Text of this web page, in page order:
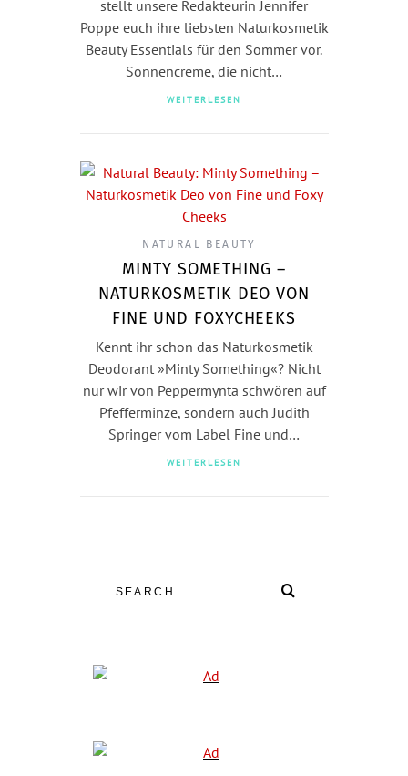
stellt unsere Redakteurin Jennifer
Poppe euch ihre liebsten Naturkosmetik
Beauty Essentials für den Sommer vor.
Sonnencreme, die nicht…
WEITERLESEN
NATURAL BEAUTY
MINTY SOMETHING –
NATURKOSMETIK DEO VON
FINE UND FOXYCHEEKS
Kennt ihr schon das Naturkosmetik
Deodorant »Minty Something«? Nicht
nur wir von Peppermynta schwören auf
Pfefferminze, sondern auch Judith
Springer vom Label Fine und…
WEITERLESEN